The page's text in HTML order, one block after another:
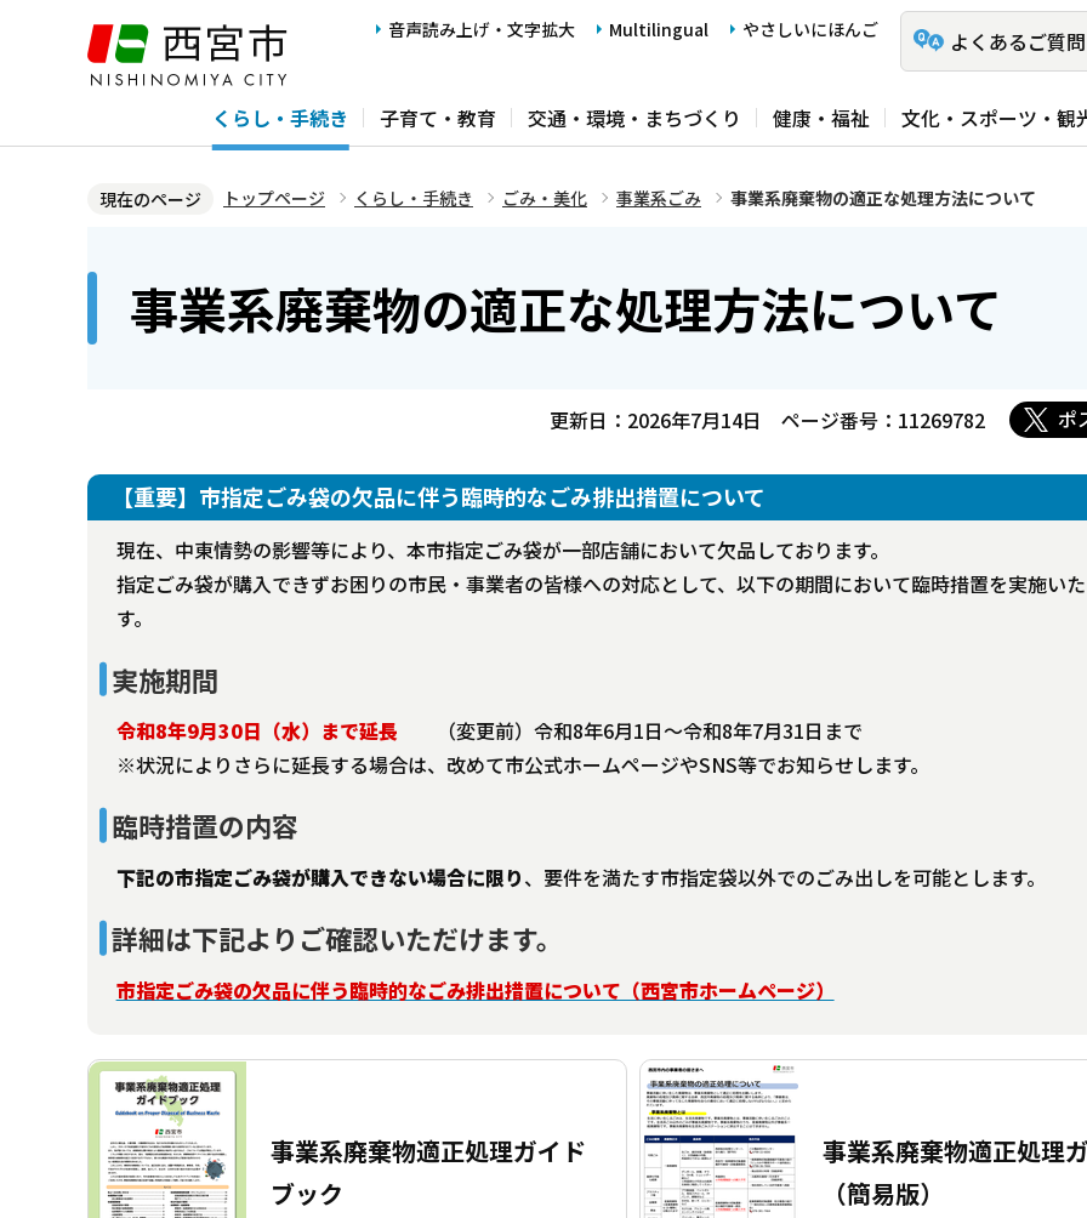
ジ
音声読み上げ・文字拡大 Multilingual やさしいにほんご よくあるご質問
くらし・手続き 子育て・教育 交通・環境・まちづくり 健康・福祉 文化・スポーツ・観
現在のページ トップページ くらし・手続き ごみ・美化 事業系ごみ 事業系廃棄物の適正な処理方法について
事業系廃棄物の適正な処理方法について
更新日：2026年7月14日 ページ番号：11269782 ポ
【重要】市指定ごみ袋の欠品に伴う臨時的なごみ排出措置について
現在、中東情勢の影響等により、本市指定ごみ袋が一部店舗において欠品しております。
指定ごみ袋が購入できずお困りの市民・事業者の皆様への対応として、以下の期間において臨時措置を実施い
す。
実施期間
令和8年9月30日（水）まで延長
（変更前）令和8年6月1日～令和8年7月31日まで
※状況によりさらに延長する場合は、改めて市公式ホームページやSNS等でお知らせします。
臨時措置の内容
下記の市指定ごみ袋が購入できない場合に限り、要件を満たす市指定袋以外でのごみ出しを可能とします。
詳細は下記よりご確認いただけます。
市指定ごみ袋の欠品に伴う臨時的なごみ排出措置について（西宮市ホームページ）
事業系廃棄物適正処理ガイド
ブック
事業系廃棄物適正処理
（簡易版）